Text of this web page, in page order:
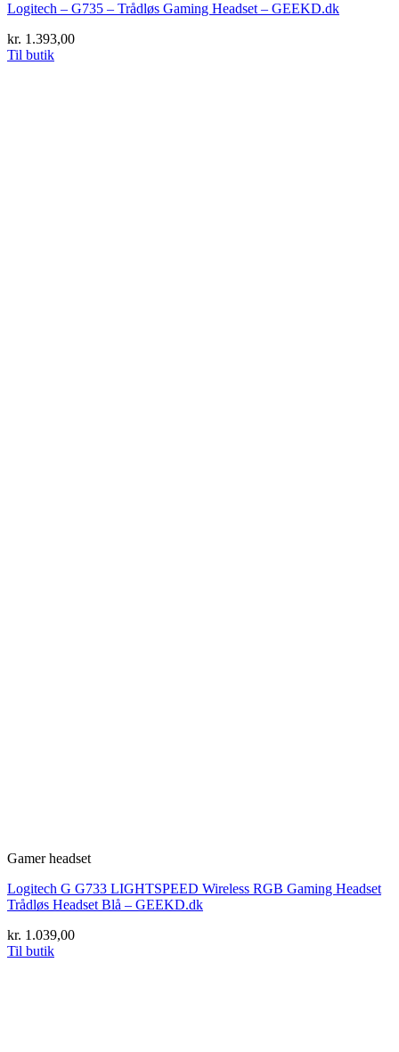
Logitech – G735 – Trådløs Gaming Headset – GEEKD.dk
kr. 1.393,00
Til butik
Gamer headset
Logitech G G733 LIGHTSPEED Wireless RGB Gaming Headset
Trådløs Headset Blå – GEEKD.dk
kr. 1.039,00
Til butik